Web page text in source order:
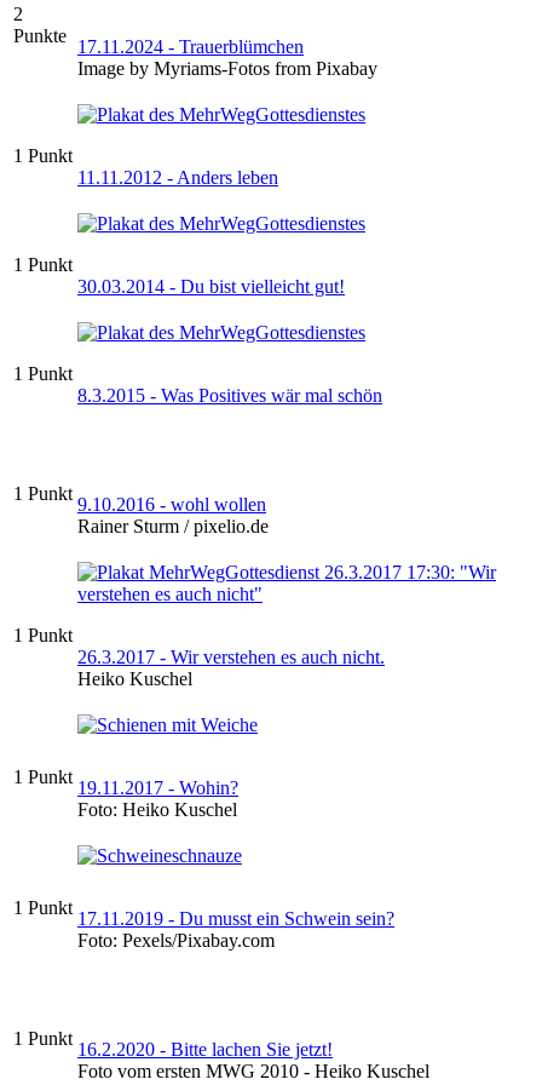
2
Punkte
17.11.2024 - Trauerblümchen
Image by Myriams-Fotos from Pixabay
1 Punkt
11.11.2012 - Anders leben
1 Punkt
30.03.2014 - Du bist vielleicht gut!
1 Punkt
8.3.2015 - Was Positives wär mal schön
1 Punkt
9.10.2016 - wohl wollen
Rainer Sturm / pixelio.de
1 Punkt
26.3.2017 - Wir verstehen es auch nicht.
Heiko Kuschel
1 Punkt
19.11.2017 - Wohin?
Foto: Heiko Kuschel
1 Punkt
17.11.2019 - Du musst ein Schwein sein?
Foto: Pexels/Pixabay.com
1 Punkt
16.2.2020 - Bitte lachen Sie jetzt!
Foto vom ersten MWG 2010 - Heiko Kuschel